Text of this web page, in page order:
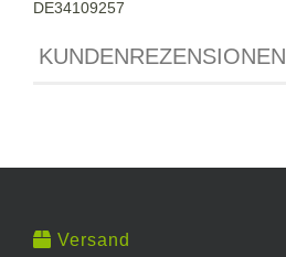
DE34109257
KUNDENREZENSIONEN
Versand